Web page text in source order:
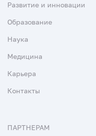
Развитие и инновации
Образование
Наука
Медицина
Карьера
Контакты
ПАРТНЕРАМ